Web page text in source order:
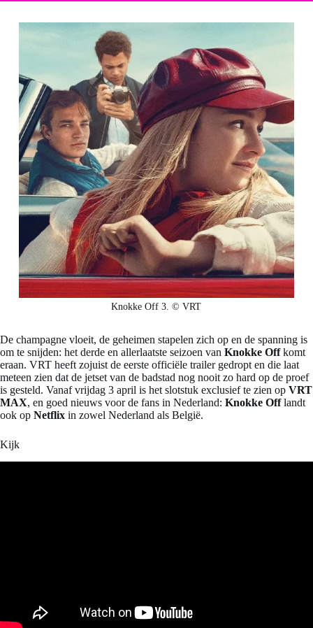
Knokke Off 3. © VRT
De champagne vloeit, de geheimen stapelen zich op en de spanning is
om te snijden: het derde en allerlaatste seizoen van Knokke Offkomt
eraan. VRT heeft zojuist de eerste officiële trailer gedropt en die laat
meteen zien dat de jetset van de badstad nog nooit zo hard op de proef
is gesteld. Vanaf vrijdag 3 april is het slotstuk exclusief te zien op VRT
MAX, en goed nieuws voor de fans in Nederland: Knokke Offlandt
ook op Netflix in zowel Nederland als België.
Kijk